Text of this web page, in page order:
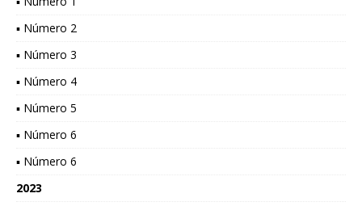
▪ Número 2
▪ Número 3
▪ Número 4
▪ Número 5
▪ Número 6
▪ Número 6
2023